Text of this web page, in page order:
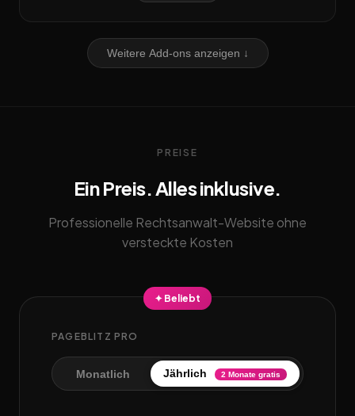
Weitere Add-ons anzeigen ↓
PREISE
Ein Preis. Alles inklusive.
Professionelle Rechtsanwalt-Website ohne
versteckte Kosten
✦ Beliebt
PAGEBLITZ PRO
Monatlich Jährlich 2 Monate gratis